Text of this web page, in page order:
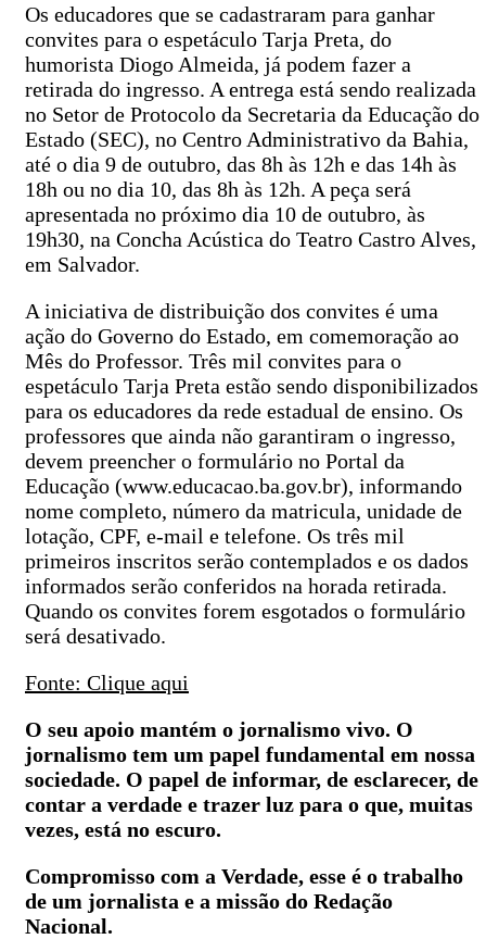
Os educadores que se cadastraram para ganhar
convites para o espetáculo Tarja Preta, do
humorista Diogo Almeida, já podem fazer a
retirada do ingresso. A entrega está sendo realizada
no Setor de Protocolo da Secretaria da Educação do
Estado (SEC), no Centro Administrativo da Bahia,
até o dia 9 de outubro, das 8h às 12h e das 14h às
18h ou no dia 10, das 8h às 12h. A peça será
apresentada no próximo dia 10 de outubro, às
19h30, na Concha Acústica do Teatro Castro Alves,
em Salvador.
A iniciativa de distribuição dos convites é uma
ação do Governo do Estado, em comemoração ao
Mês do Professor. Três mil convites para o
espetáculo Tarja Preta estão sendo disponibilizados
para os educadores da rede estadual de ensino. Os
professores que ainda não garantiram o ingresso,
devem preencher o formulário no Portal da
Educação (www.educacao.ba.gov.br), informando
nome completo, número da matricula, unidade de
lotação, CPF, e-mail e telefone. Os três mil
primeiros inscritos serão contemplados e os dados
informados serão conferidos na horada retirada.
Quando os convites forem esgotados o formulário
será desativado.
Fonte: Clique aqui
O seu apoio mantém o jornalismo vivo. O
jornalismo tem um papel fundamental em nossa
sociedade. O papel de informar, de esclarecer, de
contar a verdade e trazer luz para o que, muitas
vezes, está no escuro.
Compromisso com a Verdade, esse é o trabalho
de um jornalista e a missão do Redação
Nacional.